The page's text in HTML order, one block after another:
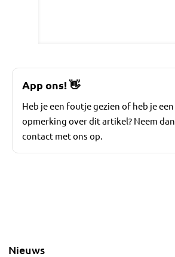
App ons! 👋
Heb je een foutje gezien of heb je een
opmerking over dit artikel? Neem dan
contact met ons op.
Nieuws